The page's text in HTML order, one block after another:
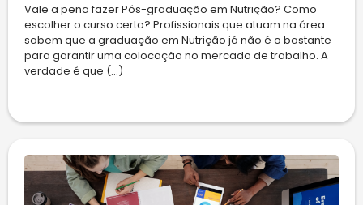
Vale a pena fazer Pós-graduação em Nutrição? Como
escolher o curso certo? Profissionais que atuam na área
sabem que a graduação em Nutrição já não é o bastante
para garantir uma colocação no mercado de trabalho. A
verdade é que (...)